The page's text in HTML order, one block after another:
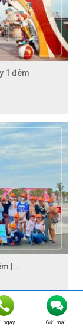
1 đêm
|...
ngay Gửi mail